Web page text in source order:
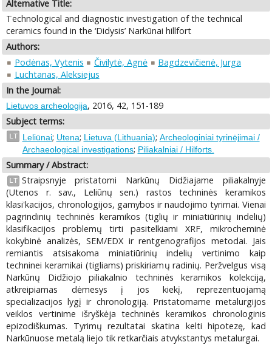
Alternative Title:
Technological and diagnostic investigation of the technical
ceramics found in the ‘Didysis’ Narkūnai hillfort
Authors:
Podėnas, Vytenis
Čivilytė, Agnė
Bagdzevičienė, Jurga
Luchtanas, Aleksiejus
In the Journal:
Lietuvos archeologija, 2016, 42, 151-189
Subject terms:
LT Leliūnai; Utena; Lietuva (Lithuania); Archeologiniai tyrinėjimai /
Archaeological investigations; Piliakalniai / Hilforts.
Summary / Abstract:
LT Straipsnyje pristatomi Narkūnų Didžiajame piliakalnyje
(Utenos r. sav., Leliūnų sen.) rastos techninės keramikos
klasi'kacijos, chronologijos, gamybos ir naudojimo tyrimai. Vienai
pagrindinių techninės keramikos (tiglių ir miniatiūrinių indelių)
klasifikacijos problemų tirti pasitelkiami XRF, mikrocheminė
kokybinė analizės, SEM/EDX ir rentgenografijos metodai. Jais
remiantis atsisakoma miniatiūrinių indelių vertinimo kaip
techninei keramikai (tigliams) priskiriamų radinių. Peržvelgus visą
Narkūnų Didžiojo piliakalnio techninės keramikos kolekciją,
atkreipiamas dėmesys į jos kiekį, reprezentuojamą
specializacijos lygį ir chronologiją. Pristatomame metalurgijos
veiklos vertinime išryškėja techninės keramikos chronologinis
epizodiškumas. Tyrimų rezultatai skatina kelti hipotezę, kad
Narkūnuose metalą liejo tik retkarčiais atvykstantys metalurgai.